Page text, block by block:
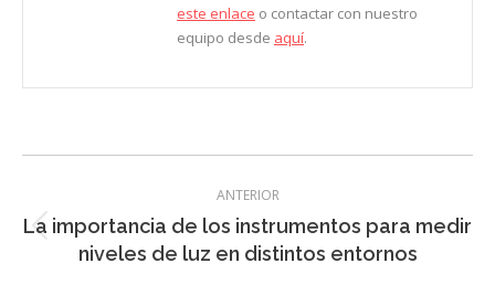
este enlace o contactar con nuestro
equipo desde aquí.
entre
entradas
ANTERIOR
Entrada
anterior:
La importancia de los instrumentos para medir
niveles de luz en distintos entornos